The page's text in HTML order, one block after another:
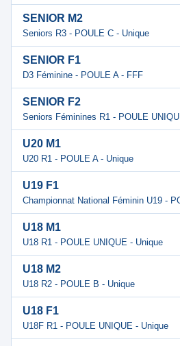
SENIOR M2
Seniors R3 - POULE C - Unique
SENIOR F1
D3 Féminine - POULE A - FFF
SENIOR F2
Seniors Féminines R1 - POULE
U20 M1
U20 R1 - POULE A - Unique
U19 F1
Championnat National Féminin U19 -
U18 M1
U18 R1 - POULE UNIQUE - Unique
U18 M2
U18 R2 - POULE B - Unique
U18 F1
U18F R1 - POULE UNIQUE - Unique